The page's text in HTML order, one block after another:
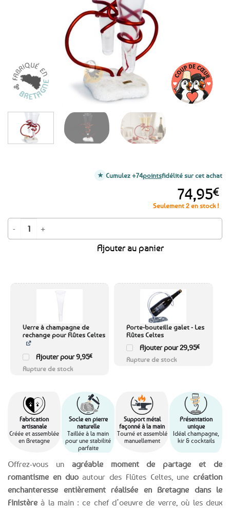
Offrez-vous un agréable moment de partage et de
romantisme en duoautour des Flûtes Celtes, une création
enchanteresse entièrement réalisée en Bretagne dans le
Finistère à la main : ce chef d’oeuvre de verre, où les deux
Fabrication
artisanale
Créée et assemblée
en Bretagne
Socle en pierre
naturelle
Taillée à la main
pour une stabilité
parfaite
Support métal
façonné à la main
Tourné et assemblé
manuellement
Présentation
unique
Idéal champagne,
kir & cocktails
74,95€
Seulement 2 en stock !
Verre à champagne de
rechange pour Flûtes Celtes
Ajouter pour9,95€
Rupture de stock
Porte-bouteille galet - Les
Flûtes Celtes
Ajouter pour29,95€
Rupture de stock
quantité de Duo de Flûtes Celtes Coeur rouge - Champagne 17cl
Ajouter au panier
Cumulez +74pointsfidélité sur cet achat